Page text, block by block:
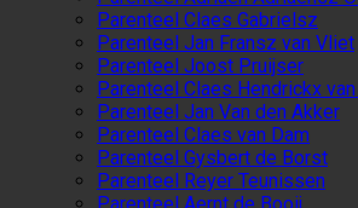
Parenteel Claes Gabrielsz
Parenteel Jan Fransz van Vliet
Parenteel Joost Pruijser
Parenteel Claes Hendrickx
Parenteel Jan Van den Akker
Parenteel Claes van Dam
Parenteel Gysbert de Borst
Parenteel Reyer Teunissen